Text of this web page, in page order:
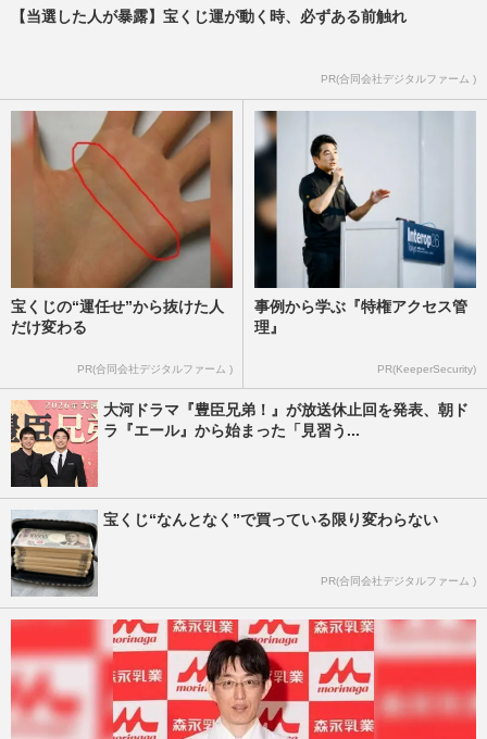
YouTubeで流れる“悪質すぎる”詐欺広告に
宮内庁は「関係省庁と連携し対…
週刊女性PRIME
【当選した人が暴露】宝くじ運が動く時、必ずある前触れ
PR(合同会社デジタルファーム )
宝くじの“運任せ”から抜けた人
だけ変わる
PR(合同会社デジタルファーム )
事例から学ぶ『特権アクセス管
理』
PR(KeeperSecurity)
大河ドラマ『豊臣兄弟！』が放送休止回を発表、朝ド
ラ『エール』から始まった「見習う...
宝くじ“なんとなく”で買っている限り変わらない
PR(合同会社デジタルファーム )